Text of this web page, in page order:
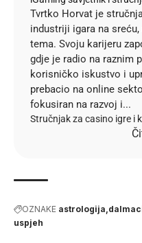
Tvrtko Horvat je
industriji igara na
tema. Svoju karijeru
gdje je radio na raznim
korisničko iskustvo i
prebacio na online
fokusiran na razvoj i...
Stručnjak za casino igre i
OZNAKE astrologija
uspjeh